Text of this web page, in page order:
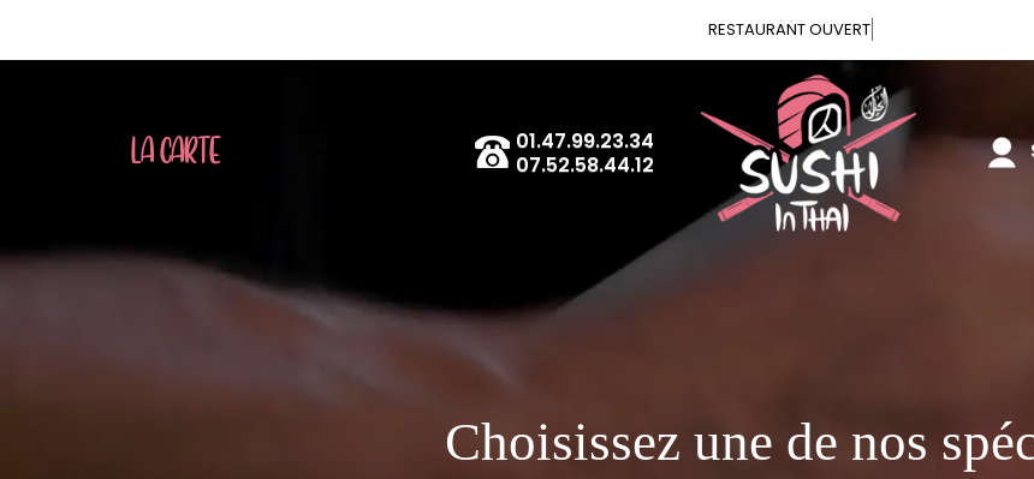
Vou
LA CARTE
01.47.99.23.34
07.52.58.44.12
Choisissez une de nos